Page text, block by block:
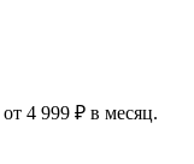
от 4 999 ₽ в месяц.